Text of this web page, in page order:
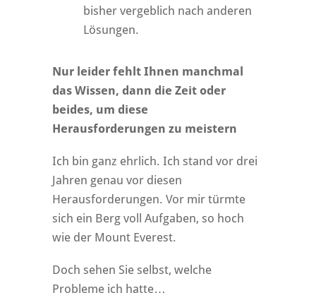
bisher vergeblich nach anderen
Lösungen.
Nur leider fehlt Ihnen manchmal
das Wissen, dann die Zeit oder
beides, um diese
Herausforderungen zu meistern
Ich bin ganz ehrlich. Ich stand vor drei
Jahren genau vor diesen
Herausforderungen. Vor mir türmte
sich ein Berg voll Aufgaben, so hoch
wie der Mount Everest.
Doch sehen Sie selbst, welche
Probleme ich hatte…